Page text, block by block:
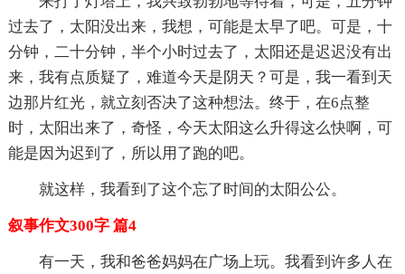
过去了，太阳没出来，我想，可能是太早了吧。可是，十
分钟，二十分钟，半个小时过去了，太阳还是迟迟没有出
来，我有点质疑了，难道今天是阴天？可是，我一看到天
边那片红光，就立刻否决了这种想法。终于，在6点整
时，太阳出来了，奇怪，今天太阳这么升得这么快啊，可
能是因为迟到了，所以用了跑的吧。
就这样，我看到了这个忘了时间的太阳公公。
叙事作文300字 篇4
有一天，我和爸爸妈妈在广场上玩。我看到许多人在